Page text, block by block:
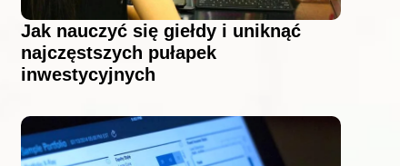
Jak nauczyć się giełdy i uniknąć
najczęstszych pułapek
inwestycyjnych